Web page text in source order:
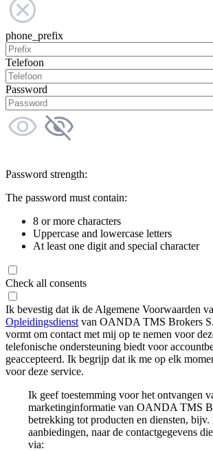
phone_prefix
Telefoon
Password
Password strength:
The password must contain:
8 or more characters
Uppercase and lowercase letters
At least one digit and special character
Check all consents
Ik bevestig dat ik de Algemene Voorwaarden
Opleidingsdienst van OANDA TMS Brokers
vormt om contact met mij op te nemen voor
telefonische ondersteuning biedt voor
geaccepteerd. Ik begrijp dat ik me op elk
voor deze service.
Ik geef toestemming voor het ontvangen
marketinginformatie van OANDA TMS
betrekking tot producten en diensten, bijv.
aanbiedingen, naar de contactgegevens
via: